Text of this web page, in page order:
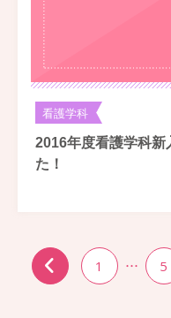
看護学科
2016年度看護学科
た！
1 … 5